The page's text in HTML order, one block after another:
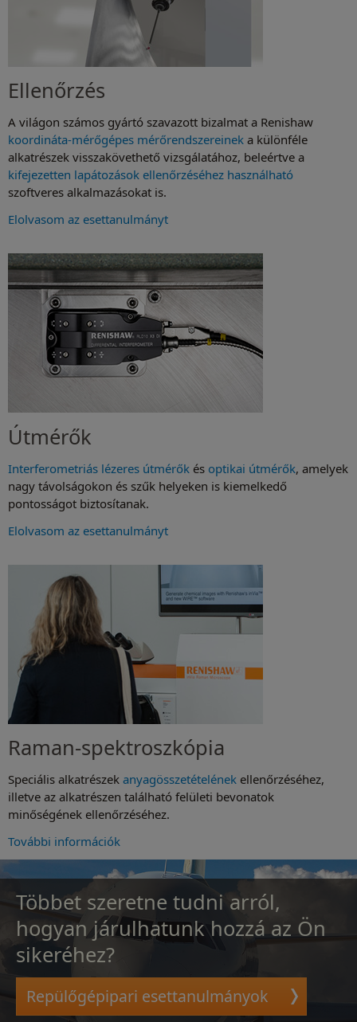
Ellenőrzés
A világon számos gyártó szavazott bizalmat a Renishaw
koordináta-mérőgépes mérőrendszereinek a különféle
alkatrészek visszakövethető vizsgálatához, beleértve a
kifejezetten lapátozások ellenőrzéséhez használható
szoftveres alkalmazásokat is.
Elolvasom az esettanulmányt
Útmérők
Interferometriás lézeres útmérők és optikai útmérők, amelyek
nagy távolságokon és szűk helyeken is kiemelkedő
pontosságot biztosítanak.
Elolvasom az esettanulmányt
Raman-spektroszkópia
Speciális alkatrészek anyagösszetételének ellenőrzéséhez,
illetve az alkatrészen található felületi bevonatok
minőségének ellenőrzéséhez.
További információk
Többet szeretne tudni arról,
hogyan járulhatunk hozzá az Ön
sikeréhez?
Repülőgépipari esettanulmányok